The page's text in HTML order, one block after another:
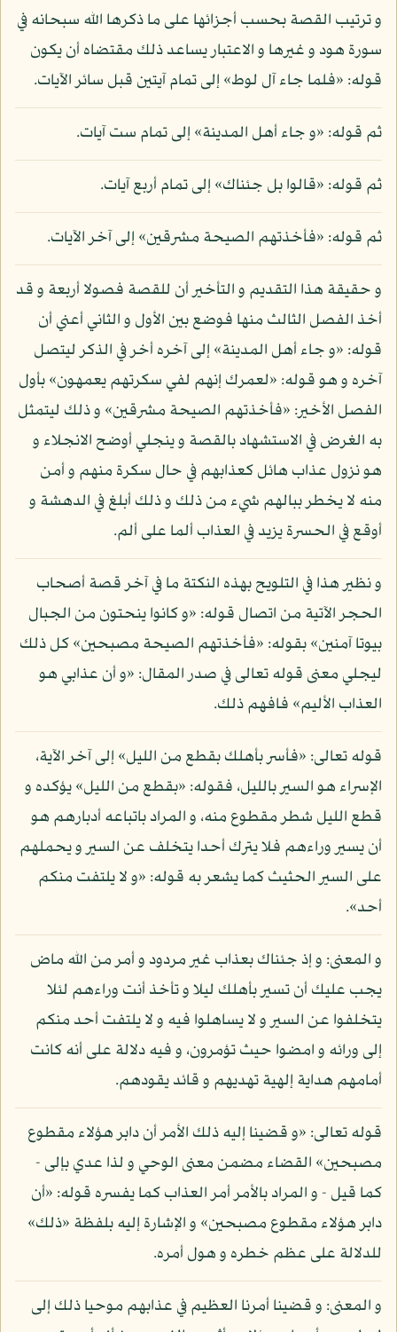
و ترتيب القصة بحسب أجزائها على ما ذكرها الله سبحانه في
سورة هود و غيرها و الاعتبار يساعد ذلك مقتضاه أن يكون
قوله: «فلما جاء آل لوط» إلى تمام آيتين قبل سائر الآيات.
ثم قوله: «و جاء أهل المدينة» إلى تمام ست آيات.
ثم قوله: «قالوا بل جئناك» إلى تمام أربع آيات.
ثم قوله: «فأخذتهم الصيحة مشرقين» إلى آخر الآيات.
و حقيقة هذا التقديم و التأخير أن للقصة فصولا أربعة و قد
أخذ الفصل الثالث منها فوضع بين الأول و الثاني أعني أن
قوله: «و جاء أهل المدينة» إلى آخره أخر في الذكر ليتصل
آخره و هو قوله: «لعمرك إنهم لفي سكرتهم يعمهون» بأول
الفصل الأخير: «فأخذتهم الصيحة مشرقين» و ذلك ليتمثل
به الغرض في الاستشهاد بالقصة و ينجلي أوضح الانجلاء و
هو نزول عذاب هائل كعذابهم في حال سكرة منهم و أمن
منه لا يخطر ببالهم شيء من ذلك و ذلك أبلغ في الدهشة و
أوقع في الحسرة يزيد في العذاب ألما على ألم.
و نظير هذا في التلويح بهذه النكتة ما في آخر قصة أصحاب
الحجر الآتية من اتصال قوله: «و كانوا ينحتون من الجبال
بيوتا آمنين» بقوله: «فأخذتهم الصيحة مصبحين» كل ذلك
ليجلي معنى قوله تعالى في صدر المقال: «و أن عذابي هو
العذاب الأليم» فافهم ذلك.
قوله تعالى: «فأسر بأهلك بقطع من الليل» إلى آخر الآية،
الإسراء هو السير بالليل، فقوله: «بقطع من الليل» يؤكده و
قطع الليل شطر مقطوع منه، و المراد باتباعه أدبارهم هو
أن يسير وراءهم فلا يترك أحدا يتخلف عن السير و يحملهم
على السير الحثيث كما يشعر به قوله: «و لا يلتفت منكم
أحد».
و المعنى: و إذ جئناك بعذاب غير مردود و أمر من الله ماض
يجب عليك أن تسير بأهلك ليلا و تأخذ أنت وراءهم لئلا
يتخلفوا عن السير و لا يساهلوا فيه و لا يلتفت أحد منكم
إلى ورائه و امضوا حيث تؤمرون، و فيه دلالة على أنه كانت
أمامهم هداية إلهية تهديهم و قائد يقودهم.
قوله تعالى: «و قضينا إليه ذلك الأمر أن دابر هؤلاء مقطوع
مصبحين» القضاء مضمن معنى الوحي و لذا عدي بإلى -
كما قيل - و المراد بالأمر أمر العذاب كما يفسره قوله: «أن
دابر هؤلاء مقطوع مصبحين» و الإشارة إليه بلفظة «ذلك»
للدلالة على عظم خطره و هول أمره.
و المعنى: و قضينا أمرنا العظيم في عذابهم موحيا ذلك إلى